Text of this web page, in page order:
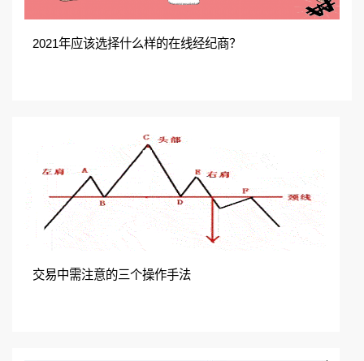
2021年应该选择什么样的在线经纪商？
交易中需注意的三个操作手法